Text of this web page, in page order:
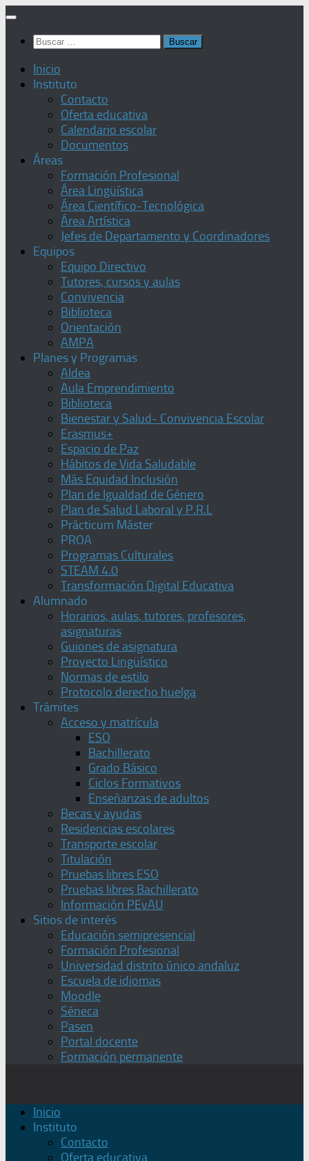
Saltar
contenido
Buscar:
Inicio
Instituto
Contacto
Oferta educativa
Calendario escolar
Documentos
Áreas
Formación Profesional
Área Lingüística
Área Científico-Tecnológica
Área Artística
Jefes de Departamento y Coordinadores
Equipos
Equipo Directivo
Tutores, cursos y aulas
Convivencia
Biblioteca
Orientación
AMPA
Planes y Programas
Aldea
Aula Emprendimiento
Biblioteca
Bienestar y Salud- Convivencia Escolar
Erasmus+
Espacio de Paz
Hábitos de Vida Saludable
Más Equidad Inclusión
Plan de Igualdad de Género
Plan de Salud Laboral y P.R.L
Prácticum Máster
PROA
Programas Culturales
STEAM 4.0
Transformación Digital Educativa
Alumnado
Horarios, aulas, tutores, profesores,
asignaturas
Guiones de asignatura
Proyecto Lingüístico
Normas de estilo
Protocolo derecho huelga
Trámites
Acceso y matrícula
ESO
Bachillerato
Grado Básico
Ciclos Formativos
Enseñanzas de adultos
Becas y ayudas
Residencias escolares
Transporte escolar
Titulación
Pruebas libres ESO
Pruebas libres Bachillerato
Información PEvAU
Sitios de interés
Educación semipresencial
Formación Profesional
Universidad distrito único andaluz
Escuela de idiomas
Moodle
Séneca
Pasen
Portal docente
Formación permanente
Inicio
Instituto
Contacto
Oferta educativa